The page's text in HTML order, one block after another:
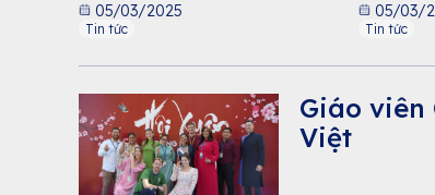
05/03/2025
Tin tức
05/03/
Tin tức
Giáo viên
Việt